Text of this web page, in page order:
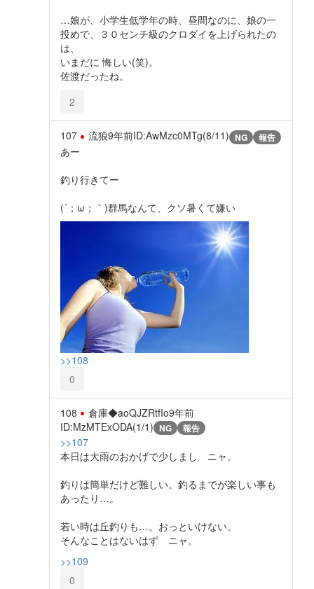
…娘が、小学生低学年の時、昼間なのに、娘の一
投めで、３０センチ級のクロダイを上げられたの
は、
いまだに 悔しい(笑)。
佐渡だったね。
2
107 流狼9年前ID:AwMzc0MTg(8/11) NG 報告
あー
釣り行きてー
(´；ω；｀)群馬なんて、クソ暑くて嫌い
>>108
0
108 倉庫◆aoQJZRtfIo9年前
ID:MzMTExODA(1/1) NG 報告
>>107
本日は大雨のおかげで少しまし ニャ。
釣りは簡単だけど難しい。釣るまでが楽しい事も
あったり…。
若い時は丘釣りも…。おっといけない。
そんなことはないはず ニャ。
>>109
0